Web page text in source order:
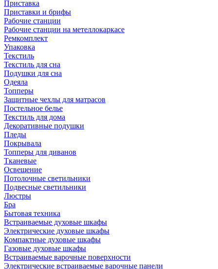
Приставка
Приставки и брифы
Рабочие станции
Рабочие станции на метеллокаркасе
Ремкомплект
Упаковка
Текстиль
Текстиль для сна
Подушки для сна
Одеяла
Топперы
Защитные чехлы для матрасов
Постельное белье
Текстиль для дома
Декоративные подушки
Пледы
Покрывала
Топперы для диванов
Тканевые
Освещение
Потолочные светильники
Подвесные светильники
Люстры
Бра
Бытовая техника
Встраиваемые духовые шкафы
Электрические духовые шкафы
Компактные духовые шкафы
Газовые духовые шкафы
Встраиваемые варочные поверхности
Электрические встраиваемые варочные панели